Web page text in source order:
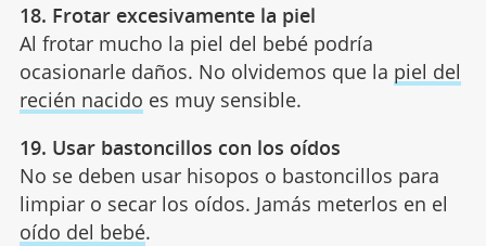
18. Frotar excesivamente la piel
Al frotar mucho la piel del bebé podría
ocasionarle daños. No olvidemos que la piel del
recién nacido es muy sensible.
19. Usar bastoncillos con los oídos
No se deben usar hisopos o bastoncillos para
limpiar o secar los oídos. Jamás meterlos en el
oído del bebé.